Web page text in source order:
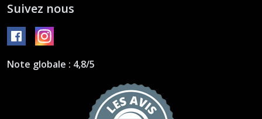
Suivez nous
Note globale : 4,8/5